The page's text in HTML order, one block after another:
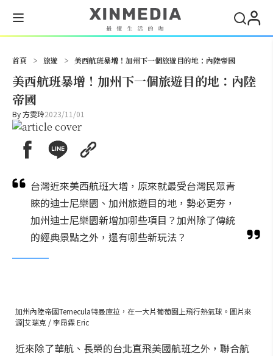
首頁 > 旅遊 > 美西航班暴增！加州下一個旅遊目的地：內陸帝國
美西航班暴增！加州下一個旅遊目的地：內陸
帝國
By方雯玲2023/11/01
台灣近來美西航班大增，原來就最受台灣民眾青
睞的迪士尼樂園、加州旅遊目的地，勢必更夯，
加州迪士尼樂園新增加哪些項目？加州除了傳統
的經典景點之外，還有哪些新玩法？
加州內陸帝國Temecula特曼庫拉，在一大片葡萄園上飛行熱氣球。圖片來
源|艾瑞克 / 李昂霖 Eric
近來除了華航、長榮的台北直飛美國航班之外，聯合航